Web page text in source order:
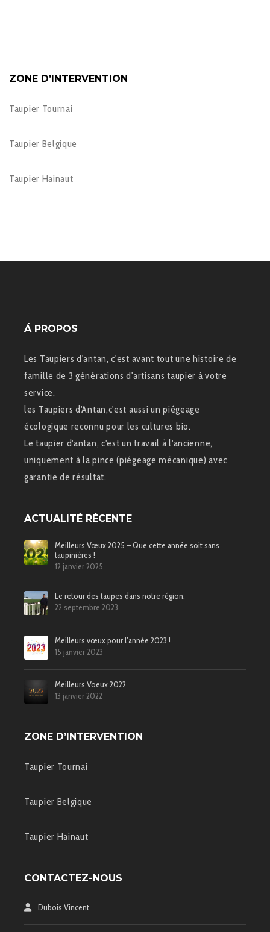
ZONE D’INTERVENTION
Taupier Tournai
Taupier Belgique
Taupier Hainaut
Á PROPOS
Les Taupiers d'antan, c'est avant tout une histoire de
famille de 3 générations d'artisans taupier à votre
service.
les Taupiers d'Antan,c'est aussi un piégeage
écologique reconnu pour les cultures bio.
Le taupier d'antan, c'est un travail à l'ancienne,
uniquement à la pince (piégeage mécanique) avec
garantie de résultat.
ACTUALITÉ RÉCENTE
Meilleurs Vœux 2025 – Que cette année soit sans
taupinières !
12 janvier 2025
Le retour des taupes dans notre région.
22 septembre 2023
Meilleurs vœux pour l’année 2023 !
15 janvier 2023
Meilleurs Voeux 2022
13 janvier 2022
ZONE D’INTERVENTION
Taupier Tournai
Taupier Belgique
Taupier Hainaut
CONTACTEZ-NOUS
Dubois Vincent